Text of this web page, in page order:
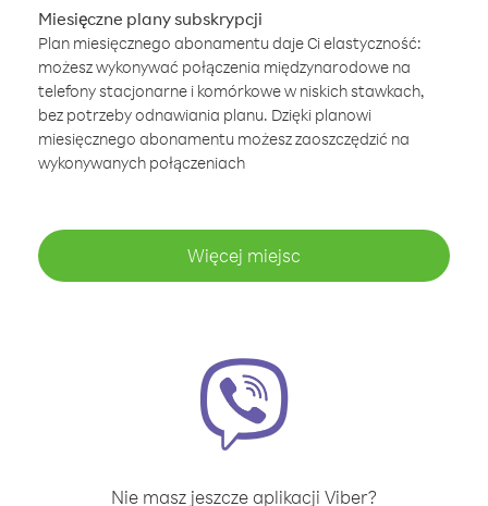
Miesięczne plany subskrypcji
Plan miesięcznego abonamentu daje Ci elastyczność:
możesz wykonywać połączenia międzynarodowe na
telefony stacjonarne i komórkowe w niskich stawkach,
bez potrzeby odnawiania planu. Dzięki planowi
miesięcznego abonamentu możesz zaoszczędzić na
wykonywanych połączeniach
Więcej miejsc
Nie masz jeszcze aplikacji Viber?